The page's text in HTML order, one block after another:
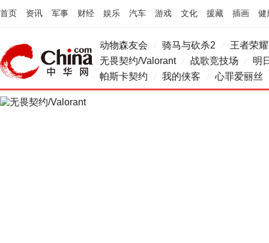
首页 资讯 军事 财经 娱乐 汽车 游戏 文化 援藏 插画 健
动物森友会 骑马与砍杀2
王者荣耀
无畏契约/Valorant
战歌竞技场
明
帕斯卡契约
我的侠客 心罪爱丽丝